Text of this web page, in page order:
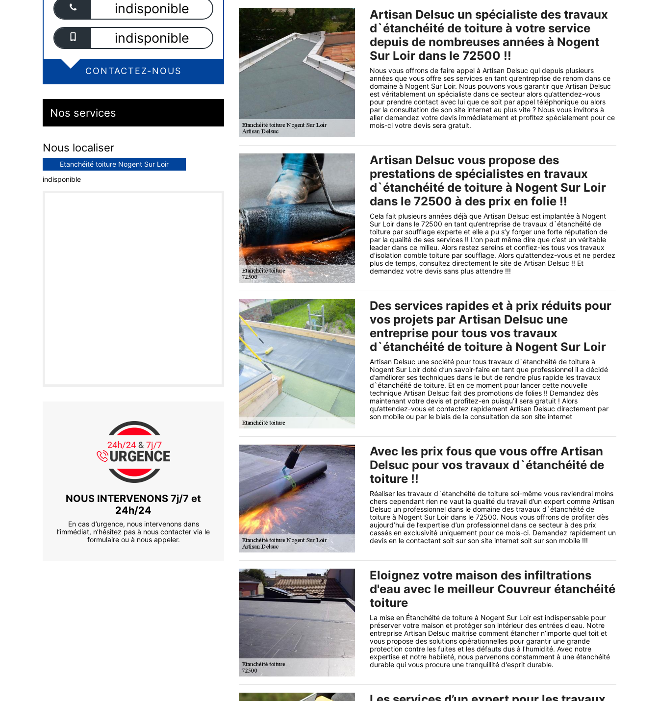
indisponible
indisponible
CONTACTEZ-NOUS
Nos services
Nous localiser
Etanchéité toiture Nogent Sur Loir
indisponible
NOUS INTERVENONS 7j/7 et
24h/24
En cas d’urgence, nous intervenons dans
l’immédiat, n’hésitez pas à nous contacter via le
formulaire ou à nous appeler.
Artisan Delsuc un spécialiste des travaux
d`étanchéité de toiture à votre service
depuis de nombreuses années à Nogent
Sur Loir dans le 72500 !!
Nous vous offrons de faire appel à Artisan Delsuc qui depuis plusieurs
années que vous offre ses services en tant qu’entreprise de renom dans ce
domaine à Nogent Sur Loir. Nous pouvons vous garantir que Artisan Delsuc
est véritablement un spécialiste dans ce secteur alors qu’attendez-vous
pour prendre contact avec lui que ce soit par appel téléphonique ou alors
par la consultation de son site internet au plus vite ? Nous vous invitons à
aller demandez votre devis immédiatement et profitez spécialement pour ce
mois-ci votre devis sera gratuit.
Artisan Delsuc vous propose des
prestations de spécialistes en travaux
d`étanchéité de toiture à Nogent Sur Loir
dans le 72500 à des prix en folie !!
Cela fait plusieurs années déjà que Artisan Delsuc est implantée à Nogent
Sur Loir dans le 72500 en tant qu’entreprise de travaux d`étanchéité de
toiture par soufflage experte et elle a pu s’y forger une forte réputation de
par la qualité de ses services !! L’on peut même dire que c’est un véritable
leader dans ce milieu. Alors restez sereins et confiez-les tous vos travaux
d’isolation comble toiture par soufflage. Alors qu’attendez-vous et ne perdez
plus de temps, consultez directement le site de Artisan Delsuc !! Et
demandez votre devis sans plus attendre !!!
Des services rapides et à prix réduits pour
vos projets par Artisan Delsuc une
entreprise pour tous vos travaux
d`étanchéité de toiture à Nogent Sur Loir
Artisan Delsuc une société pour tous travaux d`étanchéité de toiture à
Nogent Sur Loir doté d’un savoir-faire en tant que professionnel il a décidé
d’améliorer ses techniques dans le but de rendre plus rapide les travaux
d`étanchéité de toiture. Et en ce moment pour lancer cette nouvelle
technique Artisan Delsuc fait des promotions de folies !! Demandez dès
maintenant votre devis et profitez-en puisqu’il sera gratuit ! Alors
qu’attendez-vous et contactez rapidement Artisan Delsuc directement par
son mobile ou par le biais de la consultation de son site internet
Avec les prix fous que vous offre Artisan
Delsuc pour vos travaux d`étanchéité de
toiture !!
Réaliser les travaux d`étanchéité de toiture soi-même vous reviendrai moins
chers cependant rien ne vaut la qualité du travail d’un expert comme Artisan
Delsuc un professionnel dans le domaine des travaux d`étanchéité de
toiture à Nogent Sur Loir dans le 72500. Nous vous offrons de profiter dès
aujourd’hui de l’expertise d’un professionnel dans ce secteur à des prix
cassés en exclusivité uniquement pour ce mois-ci. Demandez rapidement un
devis en le contactant soit sur son site internet soit sur son mobile !!!
Eloignez votre maison des infiltrations
d'eau avec le meilleur Couvreur étanchéité
toiture
La mise en Étanchéité de toiture à Nogent Sur Loir est indispensable pour
préserver votre maison et protéger son intérieur des entrées d'eau. Notre
entreprise Artisan Delsuc maitrise comment étancher n’importe quel toit et
vous propose des solutions opérationnelles pour garantir une grande
protection contre les fuites et les défauts dus à l'humidité. Avec notre
expertise et notre habileté, nous parvenons constamment à une étanchéité
durable qui vous procure une tranquillité d'esprit durable.